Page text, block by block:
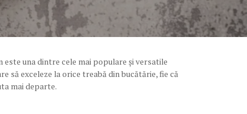
este una dintre cele mai populare și versatile
să exceleze la orice treabă din bucătărie, fie că
mai departe.